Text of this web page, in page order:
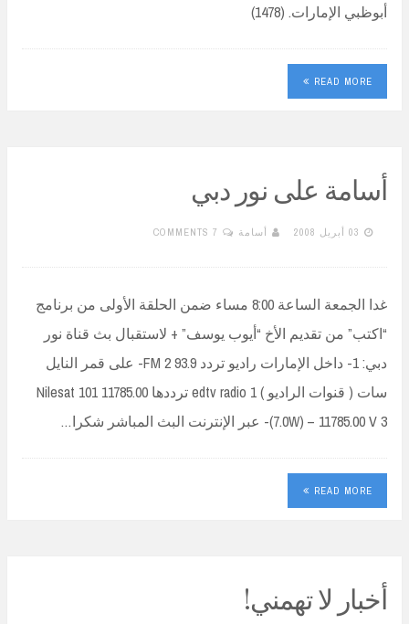
أبوظبي الإمارات. (1478)
READ MORE
أسامة على نور دبي
03 أبريل 2008 أسامة 7 COMMENTS
غدا الجمعة الساعة 8:00 مساء ضمن الحلقة الأولى من برنامج
“اكتب” من تقديم الأخ “أيوب يوسف” + لاستقبال بث قناة نور
دبي: 1- داخل الإمارات راديو تردد 93.9 FM 2- على قمر النايل
سات ( قنوات الراديو ) edtv radio 1 ترددها 11785.00 Nilesat 101
(7.0W) – 11785.00 V 3- عبر الإنترنت البث المباشر شكرا…
READ MORE
أخبار لا تهمني!